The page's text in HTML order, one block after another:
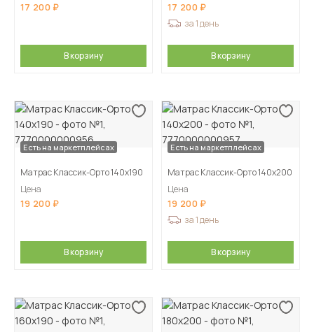
17 200
В корзину
17 200
за 1 день
В корзину
Есть на маркетплейсах
Матрас Классик-Орто 140х190
Цена
19 200
В корзину
Есть на маркетплейсах
Матрас Классик-Орто 140х200
Цена
19 200
за 1 день
В корзину